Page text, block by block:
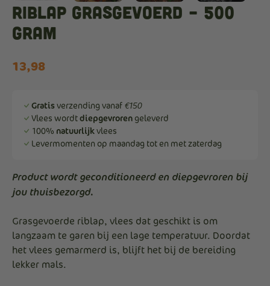
Riblap Grasgevoerd – 500
gram
13,98
Gratisverzending vanaf €150
Vlees wordtdiepgevroren geleverd
100% natuurlijkvlees
Levermomenten op maandag tot en met zaterdag
Product wordtgeconditioneerden diepgevroren bij
jou thuisbezorgd.
Grasgevoerde riblap, vlees dat geschikt is om
langzaam te garen bij een lage temperatuur. Doordat
het vlees gemarmerd is, blijft het bij de bereiding
lekker mals.